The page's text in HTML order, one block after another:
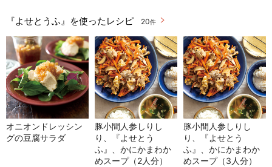
『よせとうふ』を使ったレシピ 20件
オニオンドレッシン
グの豆腐サラダ
豚小間人参しりし
り、『よせとう
ふ』、かにかまわか
めスープ（2人分）
豚小間人参しりし
り、『よせとう
ふ』、かにかまわか
めスープ（3人分）